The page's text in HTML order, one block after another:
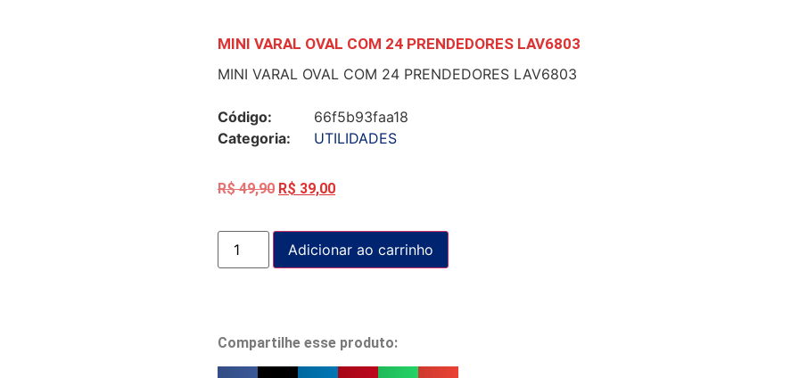
MINI VARAL OVAL COM 24 PRENDEDORES LAV6803
MINI VARAL OVAL COM 24 PRENDEDORES LAV6803
Código:
66f5b93faa18
Categoria:
UTILIDADES
R$49,90 R$ 39,00
Adicionar ao carrinho
Compartilhe esse produto: